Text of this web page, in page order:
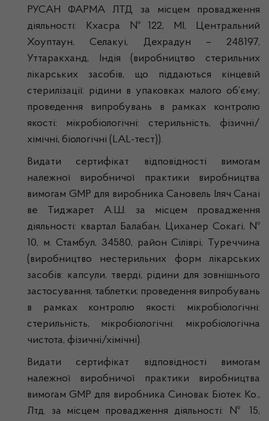
РУСАН ФАРМА ЛТД за місцем провадження
діяльності: Кхасра №122, МІ, Центральний
Хоуптаун, Селакуі, Дехрадун – 248197,
Уттаракханд, Індія (виробництво стерильних
лікарських засобів, що піддаються кінцевій
стерилізації: рідини в упаковках малого об’єму;
проведення випробувань в рамках контролю
якості: мікробіологічні: стерильність, фізичні/
хімічні, біологічні (LAL-тест)).
Видати сертифікат відповідності вимогам
належної виробничої практики виробництва
вимогам GMP для виробника Сановель Іляч Санаі
ве Тиджарет А.Ш. за місцем провадження
діяльності: квартал Балабан, Циханер Сокагі, №
10, м. Стамбул, 34580, район Сіліврі, Туреччина
(виробництво нестерильних форм лікарських
засобів: капсули, тверді, рідини для зовнішнього
застосування, таблетки; проведення випробувань
в рамках контролю якості: мікробіологічні:
стерильність, мікробіологічні: мікробіологічна
чистота, фізичні/хімічні).
Видати сертифікат відповідності вимогам
належної виробничої практики виробництва
вимогам GMP для виробника Синовак Біотек Ко.,
Лтд. за місцем провадження діяльності: № 15,